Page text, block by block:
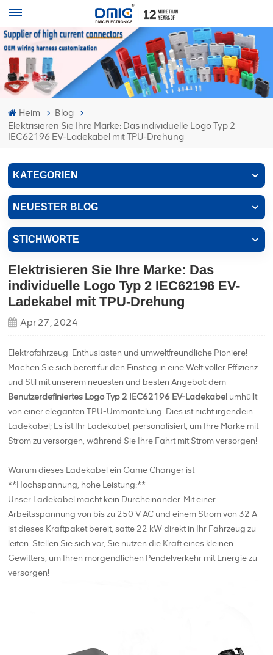
Heim
Blog
Elektrisieren Sie Ihre Marke: Das individuelle Logo Typ 2
IEC62196 EV-Ladekabel mit TPU-Drehung
KATEGORIEN
NEUESTER BLOG
STICHWORTE
Elektrisieren Sie Ihre Marke: Das
individuelle Logo Typ 2 IEC62196 EV-
Ladekabel mit TPU-Drehung
Apr 27, 2024
Elektrofahrzeug-Enthusiasten und umweltfreundliche Pioniere!
Machen Sie sich bereit für den Einstieg in eine Welt voller Effizienz
und Stil mit unserem neuesten und besten Angebot: dem
Benutzerdefiniertes Logo Typ 2 IEC62196 EV-Ladekabel umhüllt
von einer eleganten TPU-Ummantelung. Dies ist nicht irgendein
Ladekabel; Es ist Ihr Ladekabel, personalisiert, um Ihre Marke mit
Strom zu versorgen, während Sie Ihre Fahrt mit Strom versorgen!
Warum dieses Ladekabel ein Game Changer ist
**Hochspannung, hohe Leistung:**
Unser Ladekabel macht kein Durcheinander. Mit einer
Arbeitsspannung von bis zu 250 V AC und einem Strom von 32 A
ist dieses Kraftpaket bereit, satte 22 kW direkt in Ihr Fahrzeug zu
leiten. Stellen Sie sich vor, Sie nutzen die Kraft eines kleinen
Gewitters, um Ihren morgendlichen Pendelverkehr mit Energie zu
versorgen!